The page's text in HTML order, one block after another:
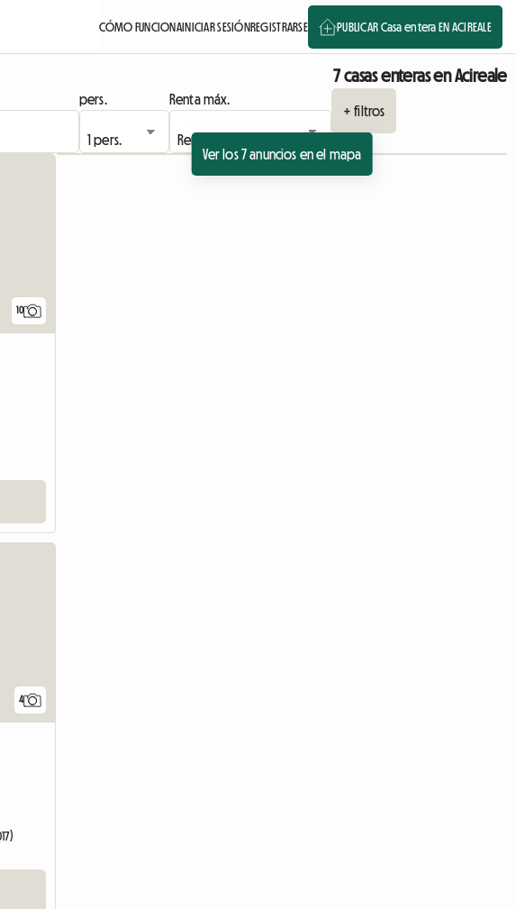
CÓMO FUNCIONAINICIAR SESIÓNREGISTRARSE PUBLICAR Casa entera EN ACIREALE
7 casas enteras en Acireale
pers.
Renta máx.
+ filtros
Ver los 7 anuncios en el mapa
10
4